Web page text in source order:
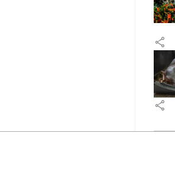
share
share